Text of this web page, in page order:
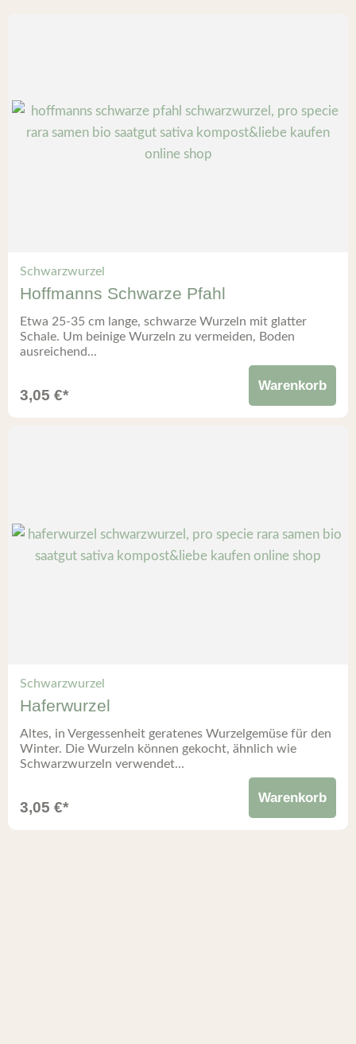
Schwarzwurzel
Hoffmanns Schwarze Pfahl
Etwa 25-35 cm lange, schwarze Wurzeln mit glatter
Schale. Um beinige Wurzeln zu vermeiden, Boden
ausreichend...
3,05 €*
Warenkorb
Schwarzwurzel
Haferwurzel
Altes, in Vergessenheit geratenes Wurzelgemüse für den
Winter. Die Wurzeln können gekocht, ähnlich wie
Schwarzwurzeln verwendet...
3,05 €*
Warenkorb